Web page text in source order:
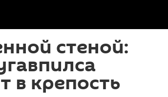
стеной:
в крепость